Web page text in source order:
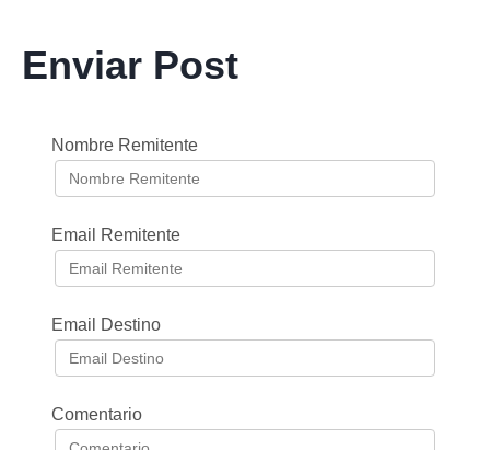
Enviar Post
Nombre Remitente
Email Remitente
Email Destino
Comentario